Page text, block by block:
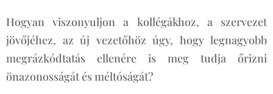
Hogyan viszonyuljon a kollégákhoz, a szervezet
jövőjéhez, az új vezetőhöz úgy, hogy legnagyobb
megrázkódtatás ellenére is meg tudja őrizni
önazonosságát és méltóságát?